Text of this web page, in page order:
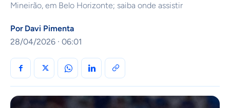
Mineirão, em Belo Horizonte; saiba onde assistir
Por Davi Pimenta
28/04/2026 · 06:01